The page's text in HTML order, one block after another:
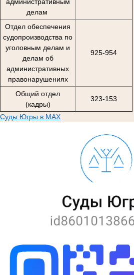
делам
Отдел обеспечения
судопроизводства по
уголовным делам и
делам об
административных
правонарушениях
925-954
Общий отдел
(кадры)
323-153
Суды Югры в MAX